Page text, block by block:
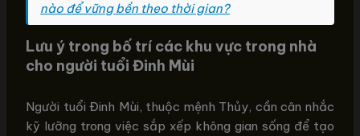
nào để vững bền theo thời gian?
Lưu ý trong bố trí các khu vực trong nhà
cho người tuổi Đinh Mùi
Người tuổi Đinh Mùi, thuộc mệnh Thủy, cần cân nhắc
kỹ lưỡng trong việc sắp xếp không gian sống để tạo